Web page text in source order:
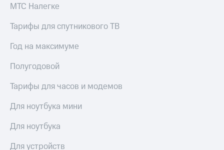
Уведомление
погашении
облигаций
Реквизиты
Контакты
развитие
деловая этика
На главную
МТС Налегке
Тарифы для спутникового ТВ
Год на максимуме
Полугодовой
Тарифы для часов и модемов
Для ноутбука мини
Для ноутбука
Для устройств